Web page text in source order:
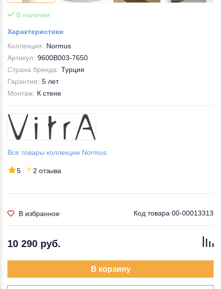
В наличии
Характеристики
Коллекция: Normus
Артикул: 9600B003-7650
Страна бренда: Турция
Гарантия: 5 лет
Монтаж: К стене
Все товары коллекции Normus
5 2 отзыва
В избранное Код товара 00-00013313
10 290 руб.
В корзину